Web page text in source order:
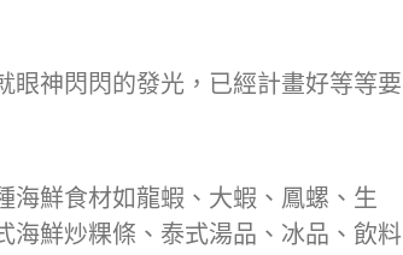
眼神閃閃的發光，已經計畫好等等要
海鮮食材如龍蝦、大蝦、鳳螺、生
海鮮炒粿條、泰式湯品、冰品、飲料